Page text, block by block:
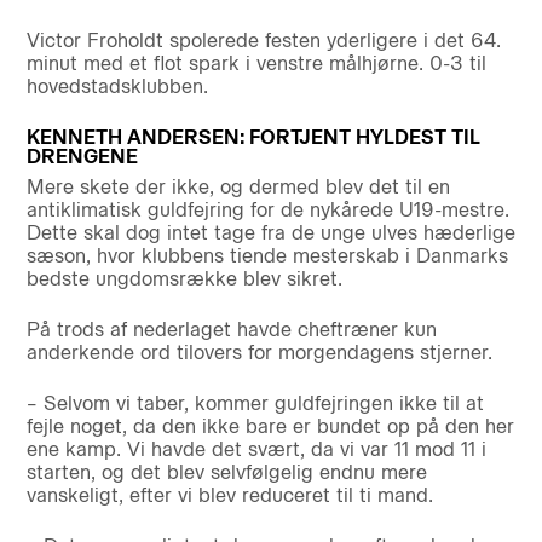
Victor Froholdt spolerede festen yderligere i det 64.
minut med et flot spark i venstre målhjørne. 0-3 til
hovedstadsklubben.
KENNETH ANDERSEN: FORTJENT HYLDEST TIL
DRENGENE
Mere skete der ikke, og dermed blev det til en
antiklimatisk guldfejring for de nykårede U19-mestre.
Dette skal dog intet tage fra de unge ulves hæderlige
sæson, hvor klubbens tiende mesterskab i Danmarks
bedste ungdomsrække blev sikret.
På trods af nederlaget havde cheftræner kun
anderkende ord tilovers for morgendagens stjerner.
– Selvom vi taber, kommer guldfejringen ikke til at
fejle noget, da den ikke bare er bundet op på den her
ene kamp. Vi havde det svært, da vi var 11 mod 11 i
starten, og det blev selvfølgelig endnu mere
vanskeligt, efter vi blev reduceret til ti mand.